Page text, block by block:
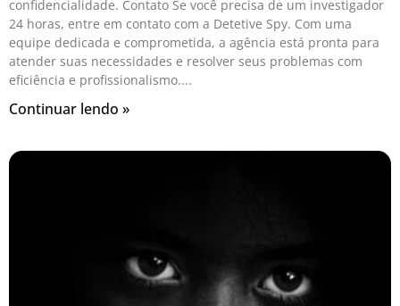
confidencialidade. Contato Se você precisa de um investigador
24 horas, entre em contato com a Detetive Spy. Com uma
equipe dedicada e comprometida, a agência está pronta para
atender suas necessidades e resolver seus problemas com
eficiência e profissionalismo.
Continuar lendo »